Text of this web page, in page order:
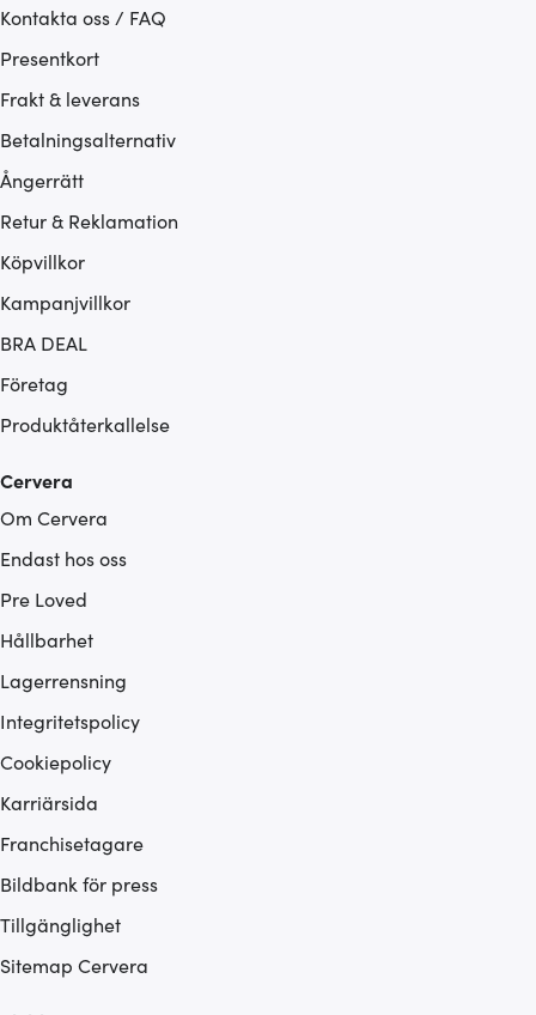
Kontakta oss / FAQ
Presentkort
Frakt & leverans
Betalningsalternativ
Ångerrätt
Retur & Reklamation
Köpvillkor
Kampanjvillkor
BRA DEAL
Företag
Produktåterkallelse
Cervera
Om Cervera
Endast hos oss
Pre Loved
Hållbarhet
Lagerrensning
Integritetspolicy
Cookiepolicy
Karriärsida
Franchisetagare
Bildbank för press
Tillgänglighet
Sitemap Cervera